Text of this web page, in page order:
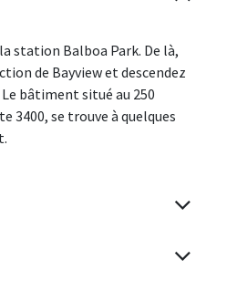
station Balboa Park. De là,
de Bayview et descendez
bâtiment situé au 250
3400, se trouve à quelques